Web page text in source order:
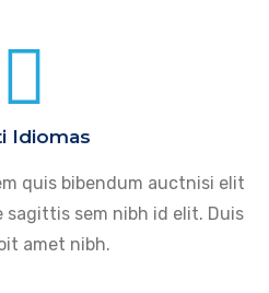
Idiomas
quis bibendum auctnisi elit
sagittis sem nibh id elit. Duis
amet nibh.